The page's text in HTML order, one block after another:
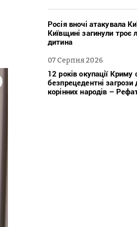
Росія вночі атакувала
Київщині загинули
дитина
07 Серпня 2026
12 років окупації Криму
безпрецедентні загрози
корінних народів –